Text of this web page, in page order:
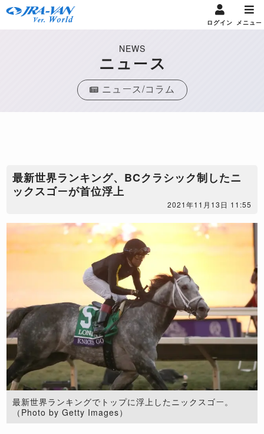
ログイン メニュー
NEWS
ニュース
ニュース/コラム
最新世界ランキング、BCクラシック制したニ
ックスゴーが首位浮上
2021年11月13日 11:55
最新世界ランキングでトップに浮上したニックスゴー。
（Photo by Getty Images）